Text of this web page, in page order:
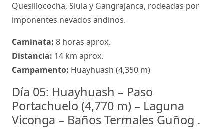
Quesillococha, Siula y Gangrajanca, rodeadas por
imponentes nevados andinos.
Caminata: 8 horas aprox.
Distancia: 14 km aprox.
Campamento: Huayhuash (4,350 m)
Día 05: Huayhuash – Paso
Portachuelo (4,770 m) – Laguna
Viconga – Baños Termales Guñog .